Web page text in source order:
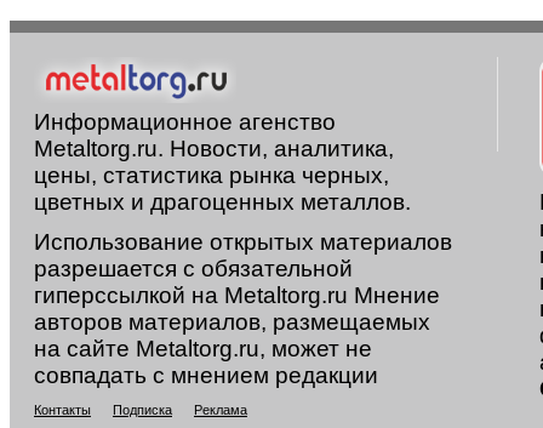
Информационное агенство
Metaltorg.ru. Новости, аналитика,
цены, статистика рынка черных,
цветных и драгоценных металлов.
Использование открытых материалов
разрешается с обязательной
гиперссылкой на Metaltorg.ru Мнение
авторов материалов, размещаемых
на сайте Metaltorg.ru, может не
совпадать с мнением редакции
Контакты Подписка Реклама